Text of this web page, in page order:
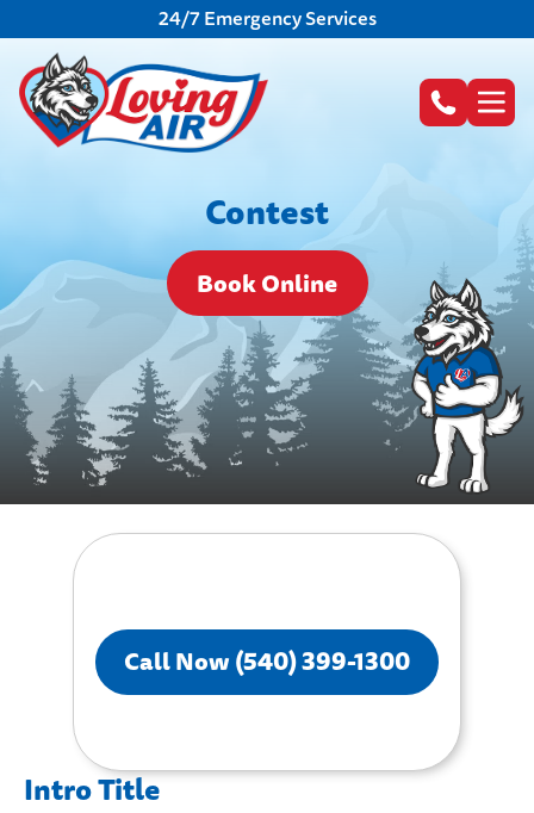
24/7 Emergency Services
Contest
Book Online
Call Now (540) 399-1300
Intro Title